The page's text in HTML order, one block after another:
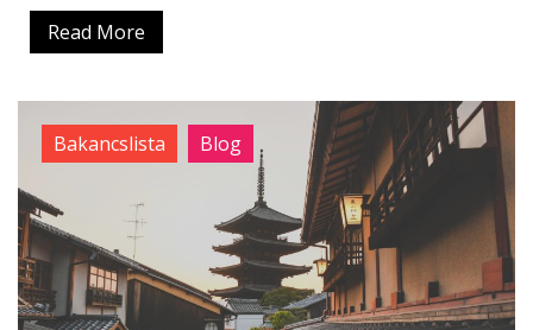
Read More
Bakancslista Blog